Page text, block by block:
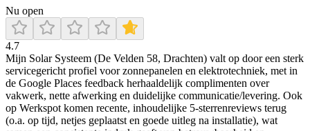
Nu open
4.7
Mijn Solar Systeem (De Velden 58, Drachten) valt op door een sterk
servicegericht profiel voor zonnepanelen en elektrotechniek, met in
de Google Places feedback herhaaldelijk complimenten over
vakwerk, nette afwerking en duidelijke communicatie/levering. Ook
op Werkspot komen recente, inhoudelijke 5-sterrenreviews terug
(o.a. op tijd, netjes geplaatst en goede uitleg na installatie), wat